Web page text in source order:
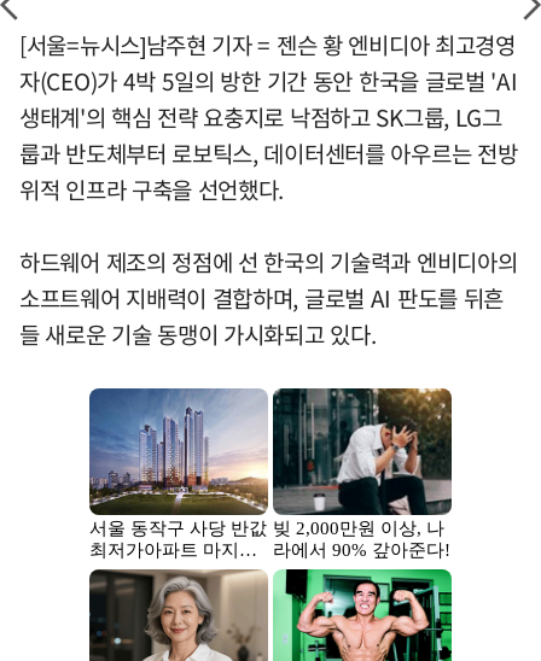
[서울=뉴시스]남주현 기자 = 젠슨 황 엔비디아 최고경영
자(CEO)가 4박 5일의 방한 기간 동안 한국을 글로벌 'AI
생태계'의 핵심 전략 요충지로 낙점하고 SK그룹, LG그
룹과 반도체부터 로보틱스, 데이터센터를 아우르는 전방
위적 인프라 구축을 선언했다.
하드웨어 제조의 정점에 선 한국의 기술력과 엔비디아의
소프트웨어 지배력이 결합하며, 글로벌 AI 판도를 뒤흔
들 새로운 기술 동맹이 가시화되고 있다.